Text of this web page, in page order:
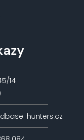
14
hunters.cz